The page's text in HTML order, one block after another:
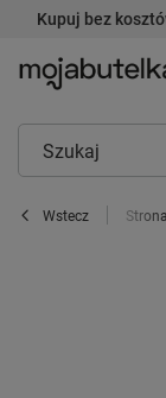
Kupuj bez
Wstecz